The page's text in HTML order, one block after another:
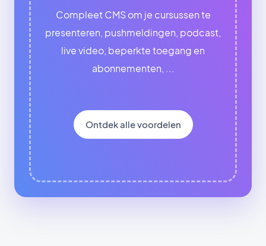
Compleet CMS om je cursussen te
presenteren, pushmeldingen, podcast,
live video, beperkte toegang en
abonnementen, ...
Ontdek alle voordelen